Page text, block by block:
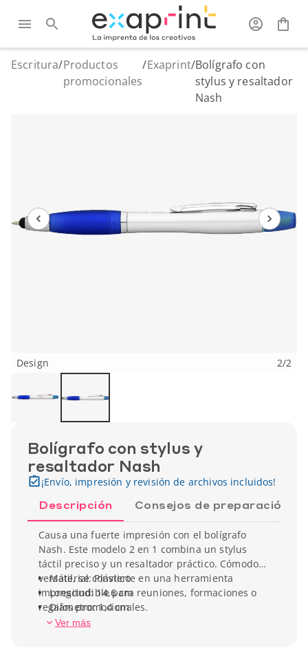
Escritura/Productos
promocionales
/Exaprint/Bolígrafo con
stylus y resaltador
Nash
Design 2/2
Bolígrafo con stylus y
resaltador Nash
¡Envío, impresión y revisión de archivos incluidos!
Descripción Consejos de preparación
Causa una fuerte impresión con el bolígrafo
Nash. Este modelo 2 en 1 combina un stylus
táctil preciso y un resaltador práctico. Cómodo y
versátil, se convierte en una herramienta
imprescindible para reuniones, formaciones o
regalos promocionales.
Material: Plástico
Longitud: 14,6 cm
Diámetro: 1,4 cm
Peso unitario: 12 gr
Ver más